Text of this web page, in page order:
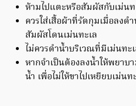
ห้ามไปแตะหรือสัมผัสกับเม่นท
ควรใส่เสื้อผ้าที่รัดกุมเมื่อลงดํ
สัมผัสโดนเม่นทะเล
ไม่ควรดำน้ำบริเวณที่มีเม่นทะ
หากจำเป็นต้องลงน้ำให้พยาบ
น้ำ เพื่อไม่ให้ขาไปเหยียบเม่นท